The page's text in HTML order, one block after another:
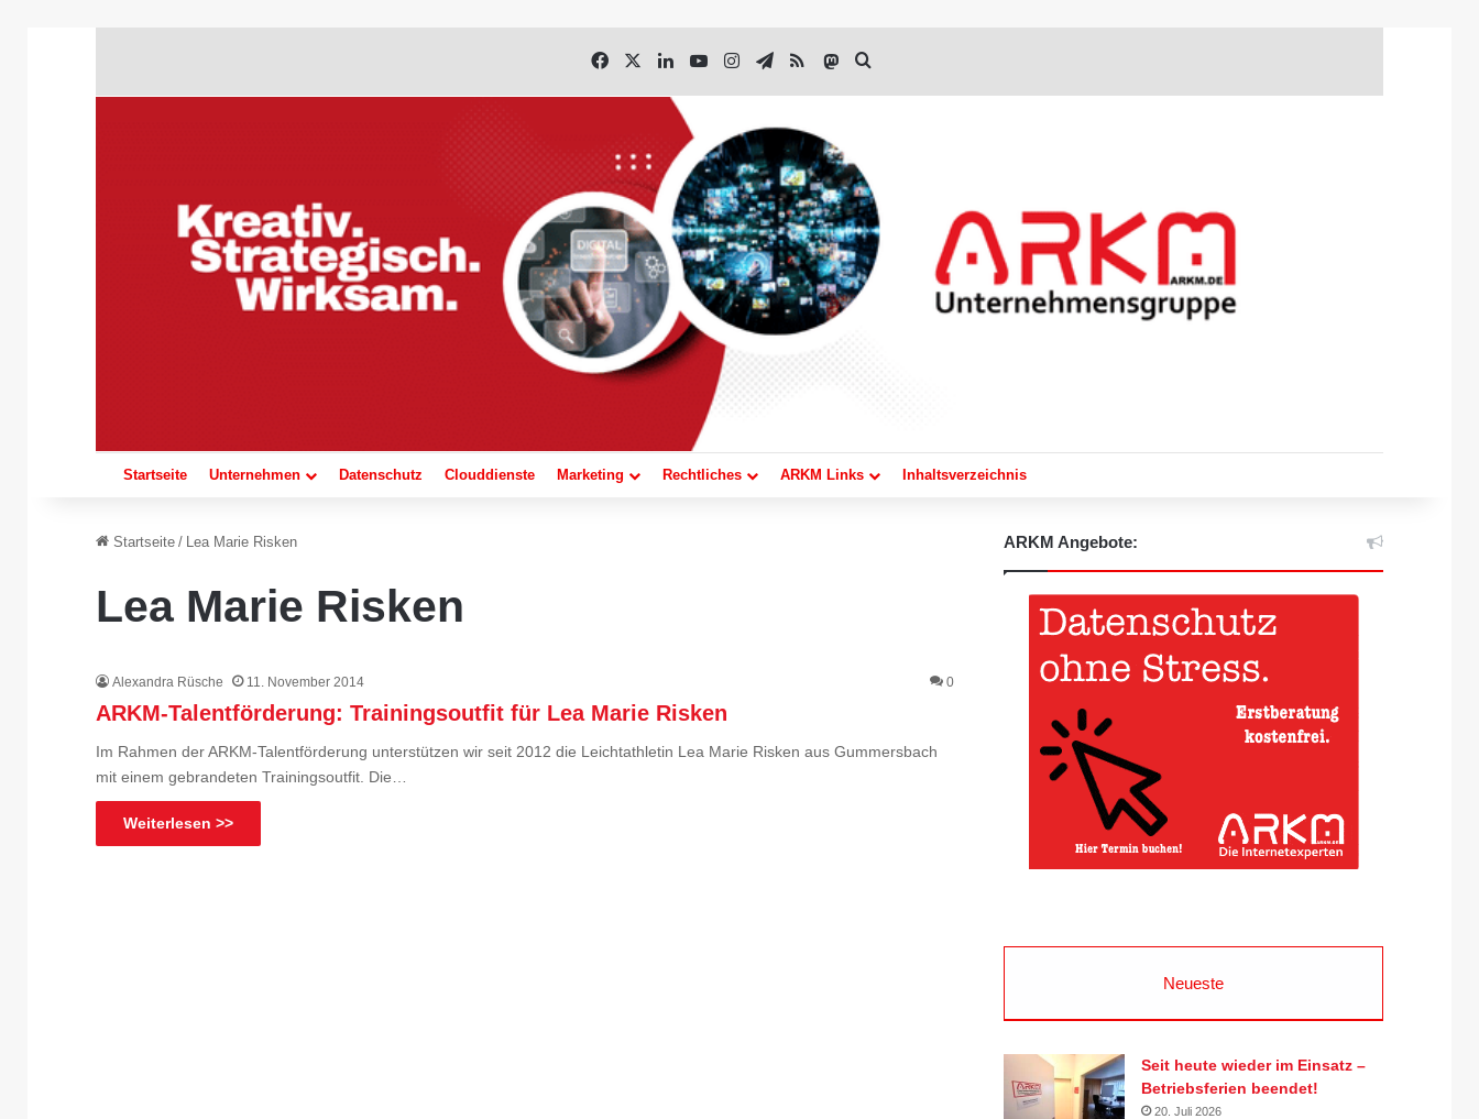
FacebookLinkedInYouTubeInstagramTelegram
RSSMastodon
Startseite Unternehmen Datenschutz Clouddienste Marketing Rechtliches ARKM Links Inhaltsverzeichnis
Startseite / Lea Marie Risken
Lea Marie Risken
Alexandra Rüsche 11. November 2014 0
ARKM-Talentförderung: Trainingsoutfit für Lea Marie Risken
Im Rahmen der ARKM-Talentförderung unterstützen wir seit 2012 die Leichtathletin Lea Marie Risken aus Gummersbach
mit einem gebrandeten Trainingsoutfit. Die…
Weiterlesen >>
ARKM Angebote:
Neueste
Seit heute wieder im Einsatz –
Betriebsferien beendet!
20. Juli 2026